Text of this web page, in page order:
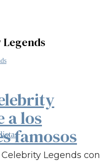
a los
famosos
Legends con